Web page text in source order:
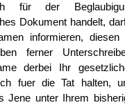
für der
Dokument handelt,
informieren, diesen
ferner
derbei Ihr
fuer die Tat halten,
Jene unter Ihrem